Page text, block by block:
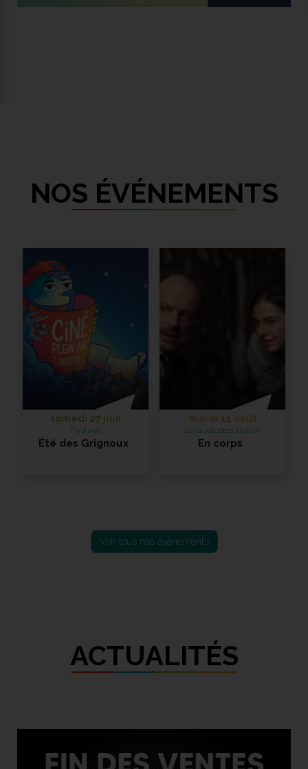
NOS ÉVÉNEMENTS
samedi 27 juin
Festival
Été des Grignoux
En savoir +
mardi 11 août
En audiodescription
En corps
En savoir +
Voir tous nos événements
ACTUALITÉS